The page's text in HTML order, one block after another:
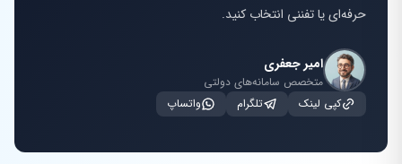
حرفه‌ای یا تفننی انتخاب کنید.
امیر جعفری
متخصص سامانه‌های دولتی
کپی لینک
تلگرام واتساپ